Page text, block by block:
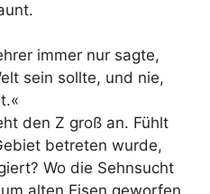
immer nur sagte,
sein sollte, und nie,
den Z groß an. Fühlt
betreten wurde,
Wo die Sehnsucht
alten Eisen geworfen